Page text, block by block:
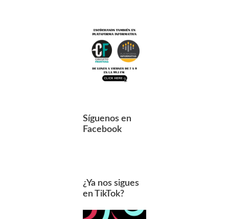
Síguenos en
Facebook
¿Ya nos sigues
en TikTok?